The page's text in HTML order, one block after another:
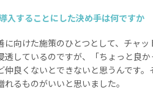
導入することにした決め手は何ですか
に向けた施策のひとつとして、チャ
透しているのですが、「ちょっと良
良くないとできないと思うんです
るものがいいと思いました。